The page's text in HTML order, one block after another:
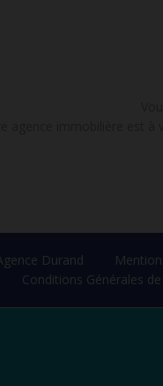
Durand
Conditions Générales